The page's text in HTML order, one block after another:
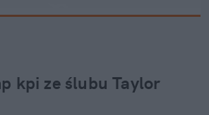
kpi ze ślubu Taylor